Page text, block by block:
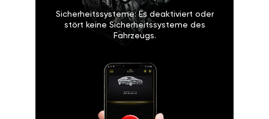
Sicherheitssysteme: Es deaktiviert oder
stört keine Sicherheitssysteme des
Fahrzeugs.